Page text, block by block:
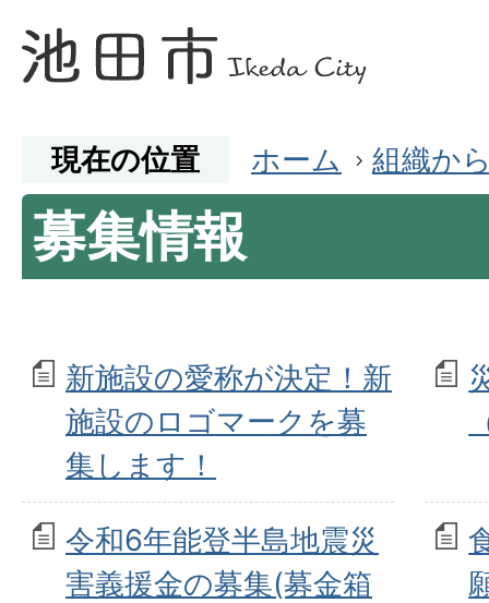
現在の位置 ホーム 組織か
募集情報
新施設の愛称が決定！新
施設のロゴマークを募
集します！
令和6年能登半島地震災
害義援金の募集(募金箱